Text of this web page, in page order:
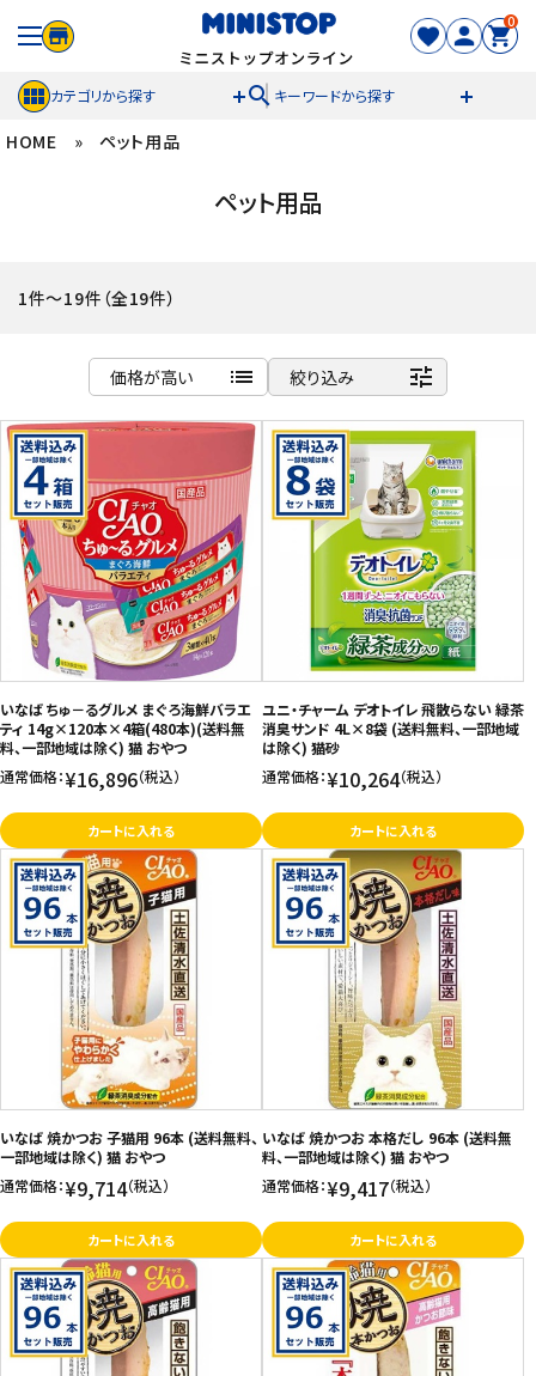
0
カテゴリから探す search キーワードから探す
ACCOUNT MENU
セール商品
カテゴリから探す
スイーツ
お菓子
飲料
酒類
日用品
セール
フードロス
ペット用品
SHOP GUIDE
ご利用ガイド
お問い合わせ
特定商取引法表示について
プライバシーポリシー
利用規約
会社概要
HOME » ペット用品
ペット用品
1件～19件（全19件）
価格が高い list
商品名
発売日順
価格が安い
価格が高い
お気に入り登録数
絞り込み tune
いなば ちゅ－るグルメ まぐろ海鮮バラエ
ティ 14g×120本×4箱(480本)(送料無
料、一部地域は除く) 猫 おやつ
通常価格：¥16,896（税込）
カートに入れる
ユニ・チャーム デオトイレ 飛散らない 緑茶
消臭サンド 4L×8袋 (送料無料、一部地域
は除く) 猫砂
通常価格：¥10,264（税込）
カートに入れる
いなば 焼かつお 子猫用 96本 (送料無料、
一部地域は除く) 猫 おやつ
通常価格：¥9,714（税込）
カートに入れる
いなば 焼かつお 本格だし 96本 (送料無
料、一部地域は除く) 猫 おやつ
通常価格：¥9,417（税込）
カートに入れる